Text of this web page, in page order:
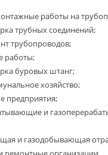
работы на
трубных соединений;
трубопроводов;
работы;
буровых штанг;
хозяйство;
предприятия;
и
и газодобывающая